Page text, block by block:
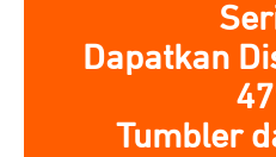
Dapatkan
Tumbler